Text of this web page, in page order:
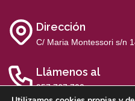
Dirección
C/ Maria Montessori s/n
Llámenos al
957 767 700